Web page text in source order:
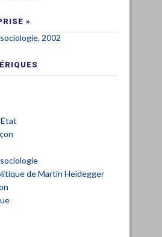
»
2002
de Martin Heidegger